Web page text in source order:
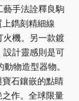
手法詮釋良駒
鐫刻精細線
機。另一款鍍
計靈感則是可
物造型器物。
石鑲嵌的點睛
作。全球限量